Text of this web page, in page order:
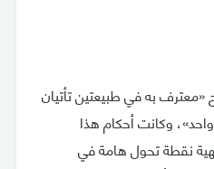
به في طبيعتين تأتيان
وكانت أحكام هذا
نقطة تحول هامة في